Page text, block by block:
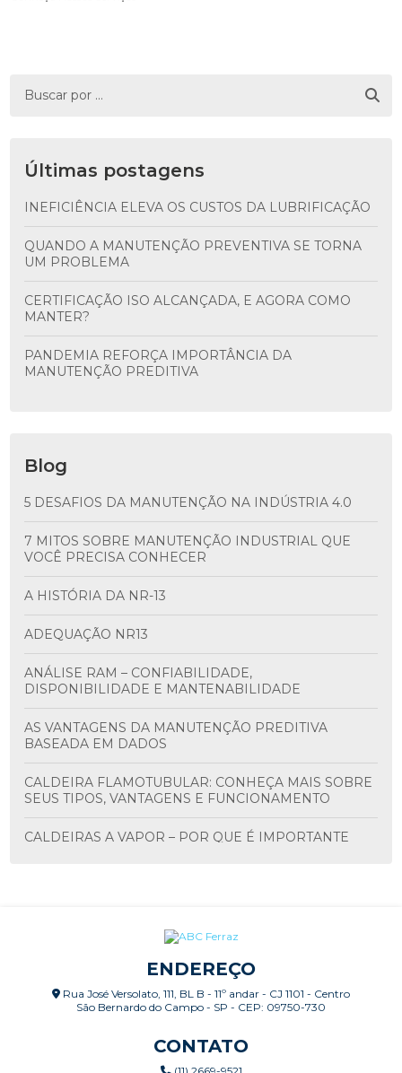
Últimas postagens
INEFICIÊNCIA ELEVA OS CUSTOS DA LUBRIFICAÇÃO
QUANDO A MANUTENÇÃO PREVENTIVA SE TORNA
UM PROBLEMA
CERTIFICAÇÃO ISO ALCANÇADA, E AGORA COMO
MANTER?
PANDEMIA REFORÇA IMPORTÂNCIA DA
MANUTENÇÃO PREDITIVA
Blog
5 DESAFIOS DA MANUTENÇÃO NA INDÚSTRIA 4.0
7 MITOS SOBRE MANUTENÇÃO INDUSTRIAL QUE
VOCÊ PRECISA CONHECER
A HISTÓRIA DA NR-13
ADEQUAÇÃO NR13
ANÁLISE RAM – CONFIABILIDADE,
DISPONIBILIDADE E MANTENABILIDADE
AS VANTAGENS DA MANUTENÇÃO PREDITIVA
BASEADA EM DADOS
CALDEIRA FLAMOTUBULAR: CONHEÇA MAIS SOBRE
SEUS TIPOS, VANTAGENS E FUNCIONAMENTO
CALDEIRAS A VAPOR – POR QUE É IMPORTANTE
RASTREADA
ENDEREÇO
Rua José Versolato, 111, BL B - 11º andar - CJ 1101 - Centro
São Bernardo do Campo - SP - CEP: 09750-730
CONTATO